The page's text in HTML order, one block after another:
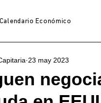
Calendario Económico
23 may 2023